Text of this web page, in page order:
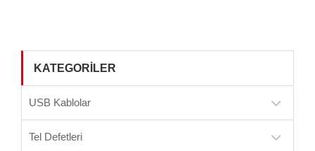
KATEGORILER
USB Kablolar
Tel Defetleri